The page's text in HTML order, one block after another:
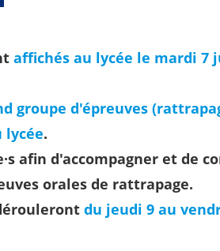
affichés au lycée le mardi 7
groupe d'épreuves
lycée.
afin d'accompagner et de
orales de rattrapage.
du jeudi 9 au